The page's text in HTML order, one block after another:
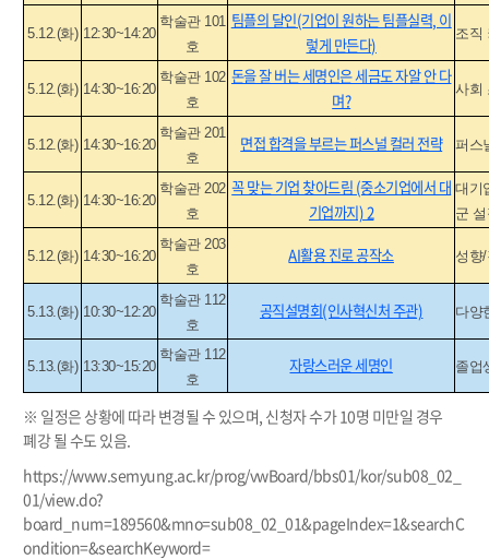
5.12.(화) 12:30~14:20
학술관 101
호
팀플의 달인(기업이 원하는 팀플실력, 이
렇게 만든다)
조직
5.12.(화) 14:30~16:20
학술관 102
호
돈을 잘 버는 세명인은 세금도 자알 안 다
며?
사회
5.12.(화) 14:30~16:20
학술관 201
호
면접 합격을 부르는 퍼스널 컬러 전략 퍼스
5.12.(화) 14:30~16:20
학술관 202
호
꼭 맞는 기업 찾아드림 (중소기업에서 대
기업까지) 2
대기
군
5.12.(화) 14:30~16:20
학술관 203
호
AI활용 진로 공작소 성향
5.13.(화) 10:30~12:20
학술관 112
호
공직설명회(인사혁신처 주관) 다양
5.13.(화) 13:30~15:20
학술관 112
호
자랑스러운 세명인 졸업
※ 일정은 상황에 따라 변경될 수 있으며, 신청자 수가 10명 미만일 경우
폐강 될 수도 있음.
https://www.semyung.ac.kr/prog/vwBoard/bbs01/kor/sub08_02_
01/view.do?
board_num=189560&mno=sub08_02_01&pageIndex=1&searchC
ondition=&searchKeyword=